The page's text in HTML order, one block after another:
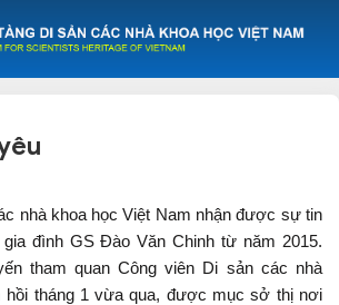
nhà khoa học Việt Nam nhận được sự tin
đình GS Đào Văn Chinh từ năm 2015.
tham quan Công viên Di sản các nhà
hồi tháng 1 vừa qua, được mục sở thị nơi